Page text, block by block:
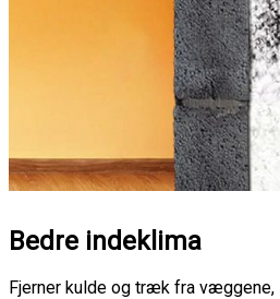
Bedre indeklima
Fjerner kulde og træk fra